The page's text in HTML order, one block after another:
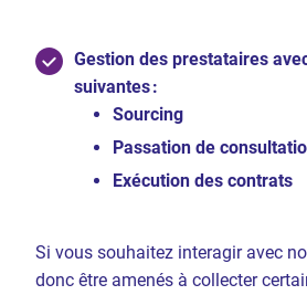
Gestion des prestataires
suivantes :
Sourcing
Passation de
Exécution des contrats
Si vous souhaitez interagir avec
donc être amenés à collecter